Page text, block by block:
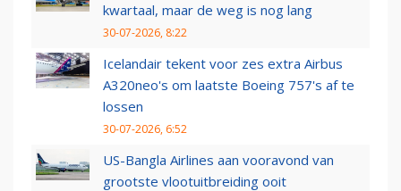
kwartaal, maar de weg is nog lang
30-07-2026, 8:22
Icelandair tekent voor zes extra Airbus
A320neo's om laatste Boeing 757's af te
lossen
30-07-2026, 6:52
US-Bangla Airlines aan vooravond van
grootste vlootuitbreiding ooit